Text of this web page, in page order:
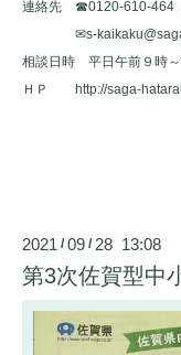
連絡先 ☎0120-610-464（
✉s-kaikaku@saga-
相談日時 平日午前９時
ＨＰ http://saga-
2021 /09 / 28 13:08
第3次佐賀型中